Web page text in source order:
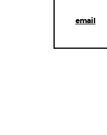
email